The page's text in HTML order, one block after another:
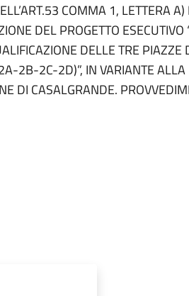
COMMA 1, LETTERA
DEL PROGETTO
DELLE TRE PIAZZE
2B-2C-2D)”, IN VARIANTE
DI CASALGRANDE.